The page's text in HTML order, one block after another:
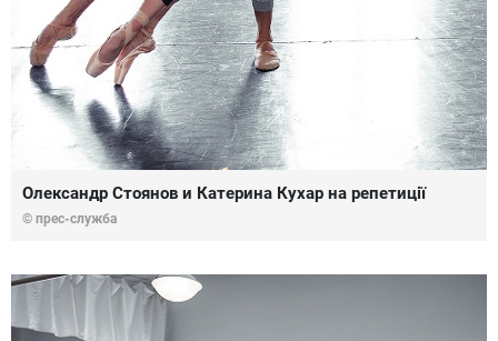
Олександр Стоянов и Катерина Кухар на репетиції
© прес-служба